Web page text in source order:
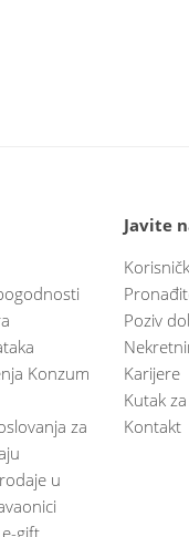
Konzum
za
u
gift
Javite
Poziv
Karijere
Kutak
Kontakt